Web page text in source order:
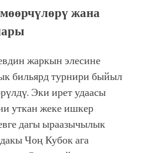
жана
жаркын элесине
бильярд турнири быйыл
Эки ирет удаасы
уткан жеке ишкер
дагы ыраазычылык
Чоң Кубок ага